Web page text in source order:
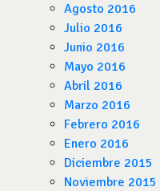
Agosto 2016
Julio 2016
Junio 2016
Mayo 2016
Abril 2016
Marzo 2016
Febrero 2016
Enero 2016
Diciembre 2015
Noviembre 2015